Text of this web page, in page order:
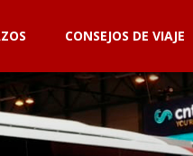
CONSEJOS DE VIAJE